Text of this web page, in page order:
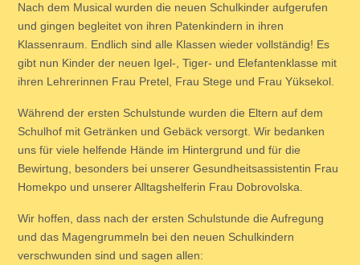
Nach dem Musical wurden die neuen Schulkinder aufgerufen
und gingen begleitet von ihren Patenkindern in ihren
Klassenraum. Endlich sind alle Klassen wieder vollständig! Es
gibt nun Kinder der neuen Igel-, Tiger- und Elefantenklasse mit
ihren Lehrerinnen Frau Pretel, Frau Stege und Frau Yüksekol.
Während der ersten Schulstunde wurden die Eltern auf dem
Schulhof mit Getränken und Gebäck versorgt. Wir bedanken
uns für viele helfende Hände im Hintergrund und für die
Bewirtung, besonders bei unserer Gesundheitsassistentin Frau
Homekpo und unserer Alltagshelferin Frau Dobrovolska.
Wir hoffen, dass nach der ersten Schulstunde die Aufregung
und das Magengrummeln bei den neuen Schulkindern
verschwunden sind und sagen allen: